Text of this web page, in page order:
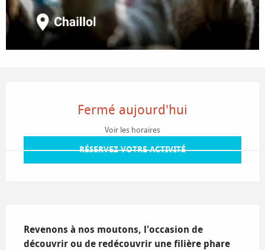
Fermé aujourd'hui
Voir les horaires
RÉSERVEZ VOTRE ACTIVITÉ
Revenons à nos moutons, l'occasion de
découvrir ou de redécouvrir une filière phare